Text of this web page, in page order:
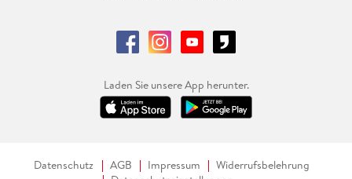
Laden Sie unsere App herunter.
Datenschutz AGB Impressum
Widerrufsbelehrung